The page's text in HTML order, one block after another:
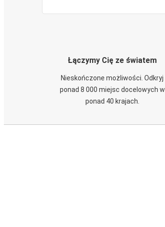
Łączymy Cię ze światem
Nieskończone możliwości. Odkryj
ponad 8 000 miejsc docelowych w
ponad 40 krajach.